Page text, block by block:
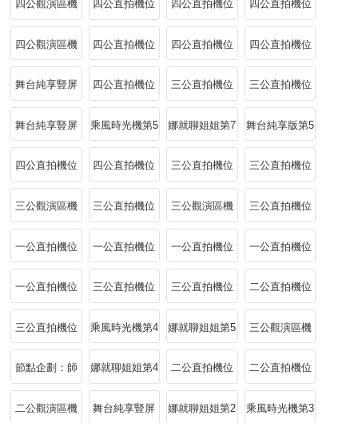
家」實錘
Disco》
四公觀演區機
位中安崎莊法
愛到
四公直拍機位
中黃燦燦走心
四公直拍機位
中陳瑤沉浸式
四公直拍機位
中張月溫柔治
四公觀演區機
位下斯沉浸聆
我自己》
四公直拍機位
下《海嶼你》
四公直拍機位
下陳瑤走心跟
四公直拍機位
下張月唱盡遺
人淚目
舞台純享豎屏
直拍第5期
四公直拍機位
上陳瑤溫柔戲
卷
三公直拍機位
下張月《另一
三公直拍機位
下曾沛慈《寶
舞台純享豎屏
直拍第4期
乘風時光機第5
期
娜就聊姐姐第7
期
舞台純享版第5
期
四公直拍機位
上曾沛慈
四公直拍機位
上張月《鎖》
三公直拍機位
中曾沛慈《一
三公直拍機位
中張月《野心
三公觀演區機
位下李小冉唐
薩頂頂花式打
call
三公直拍機位
下陳瑤《緣分
三公觀演區機
位中發狠了！
奪回一切
三公直拍機位
中陳瑤《盛夏
一公直拍機位
下徐夢潔共情
一公直拍機位
下曾沛慈陪你
一公直拍機位
上徐夢潔直拍
一公直拍機位
下張月直拍互
一公直拍機位
上直擊曾沛慈
三公直拍機位
上陳瑤入戲跟
三公直拍機位
上曾沛慈在線
二公直拍機位
上張月入戲跟
三公直拍機位
上張月沉浸聽
乘風時光機第4
期
娜就聊姐姐第5
期
三公觀演區機
位上姐姐們邀
節點企劃：師
姐回歸
娜就聊姐姐第4
期
二公直拍機位
上陳瑤觀演
二公直拍機位
上張月入戲
二公觀演區機 舞台純享豎屏 娜就聊姐姐第2 乘風時光機第3